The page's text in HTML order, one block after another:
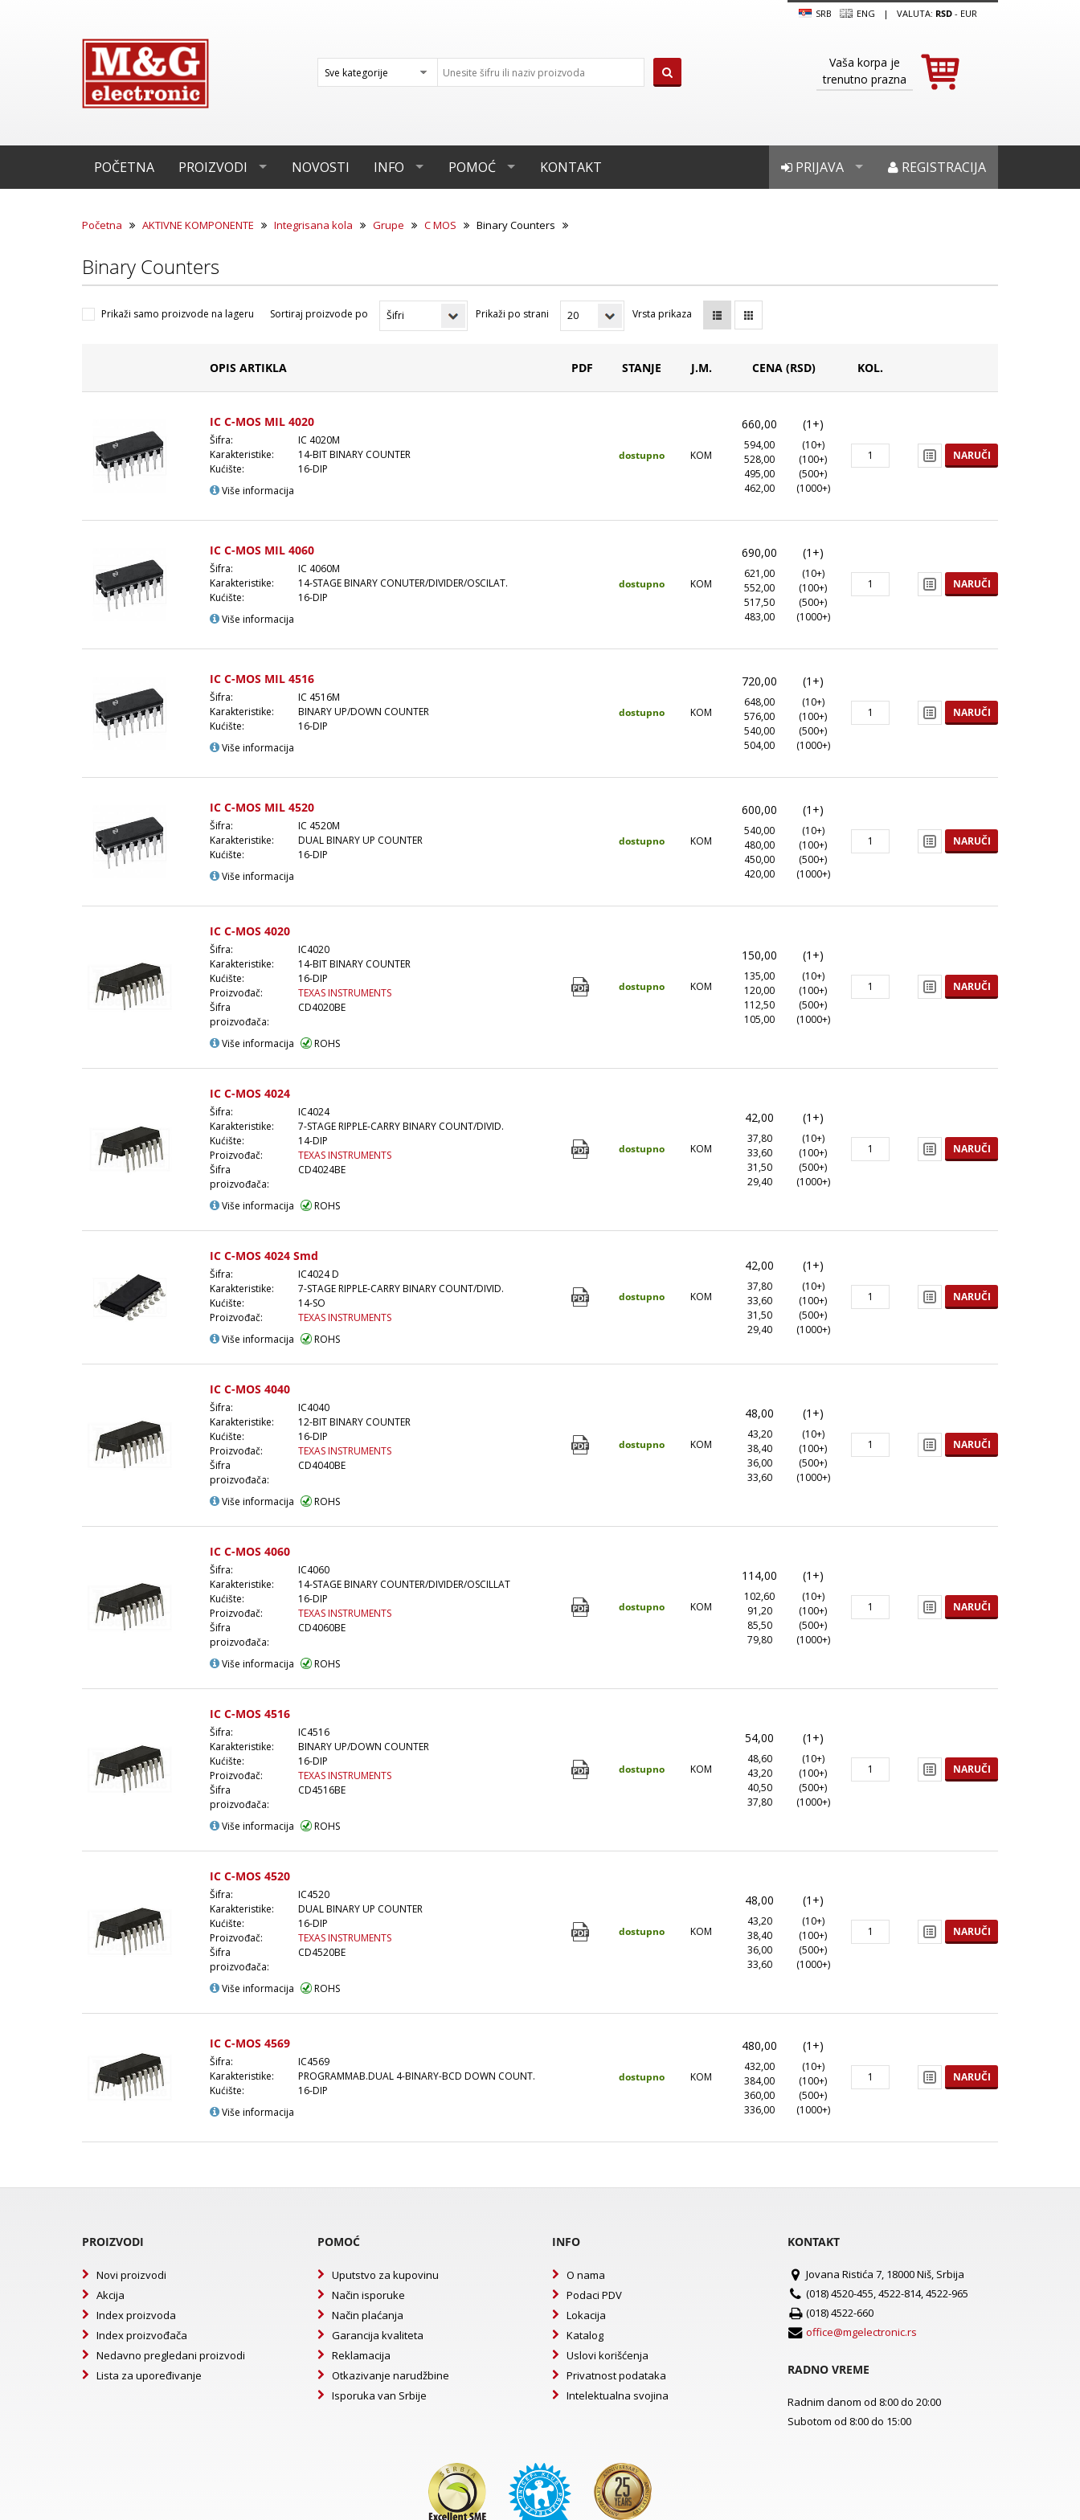
SRB ENG | VALUTA: RSD- EUR
Vaša korpa je
trenutno prazna
POČETNA PROIZVODI NOVOSTI INFO POMOĆ KONTAKT REGISTRACIJA
PRIJAVA
Početna AKTIVNE KOMPONENTE Integrisana kola Grupe C MOS Binary Counters
Binary Counters
Prikaži samo proizvode na lageru Sortiraj proizvode po Prikaži po strani Vrsta prikaza
OPIS ARTIKLA PDF STANJE J.M. CENA (RSD) KOL.
IC C-MOS MIL 4020
Šifra:
IC 4020M
Karakteristike:
14-BIT BINARY COUNTER
Kućište:
16-DIP
Više informacija
dostupno KOM
660,00 (1+)
594,00
(10+)
528,00
(100+)
495,00
(500+)
462,00
(1000+)
NARUČI
IC C-MOS MIL 4060
Šifra:
IC 4060M
Karakteristike:
14-STAGE BINARY CONUTER/DIVIDER/OSCILAT.
Kućište:
16-DIP
Više informacija
dostupno KOM
690,00 (1+)
621,00
(10+)
552,00
(100+)
517,50
(500+)
483,00
(1000+)
NARUČI
IC C-MOS MIL 4516
Šifra:
IC 4516M
Karakteristike:
BINARY UP/DOWN COUNTER
Kućište:
16-DIP
Više informacija
dostupno KOM
720,00 (1+)
648,00
(10+)
576,00
(100+)
540,00
(500+)
504,00
(1000+)
NARUČI
IC C-MOS MIL 4520
Šifra:
IC 4520M
Karakteristike:
DUAL BINARY UP COUNTER
Kućište:
16-DIP
Više informacija
dostupno KOM
600,00 (1+)
540,00
(10+)
480,00
(100+)
450,00
(500+)
420,00
(1000+)
NARUČI
IC C-MOS 4020
Šifra:
IC4020
Karakteristike:
14-BIT BINARY COUNTER
Kućište:
16-DIP
Proizvođač:
TEXAS INSTRUMENTS
Šifra
proizvođača:
CD4020BE
Više informacija ROHS
dostupno KOM
150,00 (1+)
135,00
(10+)
120,00
(100+)
112,50
(500+)
105,00
(1000+)
NARUČI
IC C-MOS 4024
Šifra:
IC4024
Karakteristike:
7-STAGE RIPPLE-CARRY BINARY COUNT/DIVID.
Kućište:
14-DIP
Proizvođač:
TEXAS INSTRUMENTS
Šifra
proizvođača:
CD4024BE
Više informacija ROHS
dostupno KOM
42,00 (1+)
37,80
(10+)
33,60
(100+)
31,50
(500+)
29,40
(1000+)
NARUČI
IC C-MOS 4024 Smd
Šifra:
IC4024 D
Karakteristike:
7-STAGE RIPPLE-CARRY BINARY COUNT/DIVID.
Kućište:
14-SO
Proizvođač:
TEXAS INSTRUMENTS
Više informacija
ROHS
dostupno KOM
42,00 (1+)
37,80
(10+)
33,60
(100+)
31,50
(500+)
29,40
(1000+)
NARUČI
IC C-MOS 4040
Šifra:
IC4040
Karakteristike:
12-BIT BINARY COUNTER
Kućište:
16-DIP
Proizvođač:
TEXAS INSTRUMENTS
Šifra
proizvođača:
CD4040BE
Više informacija ROHS
dostupno KOM
48,00 (1+)
43,20
(10+)
38,40
(100+)
36,00
(500+)
33,60
(1000+)
NARUČI
IC C-MOS 4060
Šifra:
IC4060
Karakteristike:
14-STAGE BINARY COUNTER/DIVIDER/OSCILLAT
Kućište:
16-DIP
Proizvođač:
TEXAS INSTRUMENTS
Šifra
proizvođača:
CD4060BE
Više informacija ROHS
dostupno KOM
114,00 (1+)
102,60
(10+)
91,20
(100+)
85,50
(500+)
79,80
(1000+)
NARUČI
IC C-MOS 4516
Šifra:
IC4516
Karakteristike:
BINARY UP/DOWN COUNTER
Kućište:
16-DIP
Proizvođač:
TEXAS INSTRUMENTS
Šifra
proizvođača:
CD4516BE
Više informacija ROHS
dostupno KOM
54,00 (1+)
48,60
(10+)
43,20
(100+)
40,50
(500+)
37,80
(1000+)
NARUČI
IC C-MOS 4520
Šifra:
IC4520
Karakteristike:
DUAL BINARY UP COUNTER
Kućište:
16-DIP
Proizvođač:
TEXAS INSTRUMENTS
Šifra
proizvođača:
CD4520BE
Više informacija ROHS
dostupno KOM
48,00 (1+)
43,20
(10+)
38,40
(100+)
36,00
(500+)
33,60
(1000+)
NARUČI
IC C-MOS 4569
Šifra:
IC4569
Karakteristike:
PROGRAMMAB.DUAL 4-BINARY-BCD DOWN COUNT.
Kućište:
16-DIP
Više informacija
dostupno KOM
480,00 (1+)
432,00
(10+)
384,00
(100+)
360,00
(500+)
336,00
(1000+)
NARUČI
PROIZVODI
Novi proizvodi
Akcija
Index proizvoda
Index proizvođača
Nedavno pregledani proizvodi
Lista za upoređivanje
POMOĆ
Uputstvo za kupovinu
Način isporuke
Način plaćanja
Garancija kvaliteta
Reklamacija
Otkazivanje narudžbine
Isporuka van Srbije
INFO
O nama
Podaci PDV
Lokacija
Katalog
Uslovi korišćenja
Privatnost podataka
Intelektualna svojina
KONTAKT
Jovana Ristića 7, 18000 Niš, Srbija
(018) 4520-455, 4522-814, 4522-965
(018) 4522-660
office@mgelectronic.rs
RADNO VREME
Radnim danom od 8:00 do 20:00
Subotom od 8:00 do 15:00